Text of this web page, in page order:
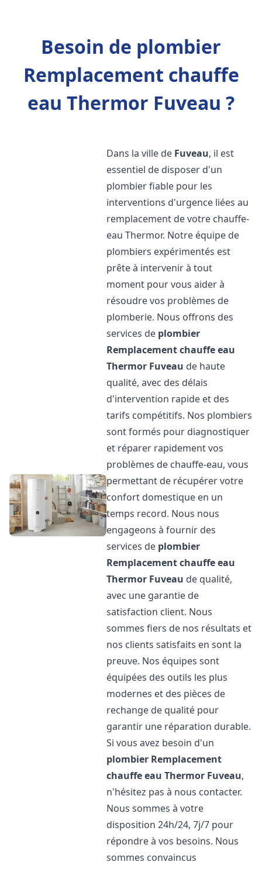
Besoin de plombier
Remplacement chauffe
eau Thermor Fuveau ?
Dans la ville de Fuveau, il est
essentiel de disposer d'un
plombier fiable pour les
interventions d'urgence liées au
remplacement de votre chauffe-
eau Thermor. Notre équipe de
plombiers expérimentés est
prête à intervenir à tout
moment pour vous aider à
résoudre vos problèmes de
plomberie. Nous offrons des
services de plombier
Remplacement chauffe eau
Thermor Fuveau de haute
qualité, avec des délais
d'intervention rapide et des
tarifs compétitifs. Nos plombiers
sont formés pour diagnostiquer
et réparer rapidement vos
problèmes de chauffe-eau, vous
permettant de récupérer votre
confort domestique en un
temps record. Nous nous
engageons à fournir des
services de plombier
Remplacement chauffe eau
Thermor Fuveau de qualité,
avec une garantie de
satisfaction client. Nous
sommes fiers de nos résultats et
nos clients satisfaits en sont la
preuve. Nos équipes sont
équipées des outils les plus
modernes et des pièces de
rechange de qualité pour
garantir une réparation durable.
Si vous avez besoin d'un
plombier Remplacement
chauffe eau Thermor Fuveau,
n'hésitez pas à nous contacter.
Nous sommes à votre
disposition 24h/24, 7j/7 pour
répondre à vos besoins. Nous
sommes convaincus